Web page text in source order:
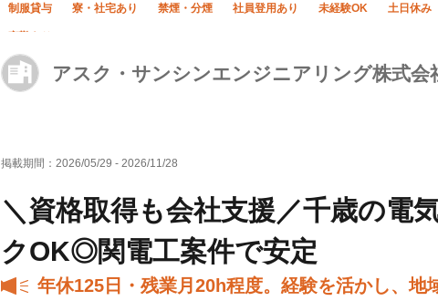
アスク・サンシンエンジニアリング株式会
制服貸与 寮・社宅あり 禁煙・分煙 社員登用あり 未経験OK 土日休み
掲載期間： 2026/05/29 - 2026/11/28
＼資格取得も会社支援／千歳の電
クOK◎関電工案件で安定
年休125日・残業月20h程度。経験を活かし、地